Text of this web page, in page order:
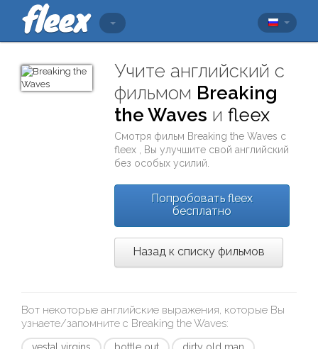
Учите английский с
фильмом Breaking
the Waves иfleex
Смотря фильм Breaking the Waves с
fleex
, Вы улучшите свой английский
без особых усилий.
Попробовать fleex
бесплатно
Назад к списку фильмов
Вот некоторые английские выражения, которые Вы
узнаете/запомните с Breaking the Waves: